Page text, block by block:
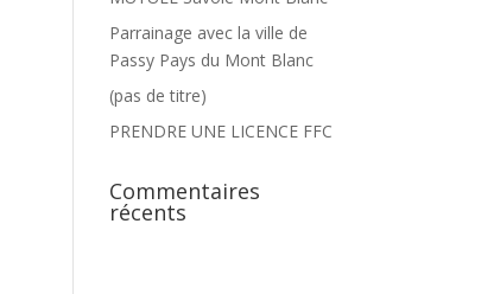
Parrainage avec la ville de
Passy Pays du Mont Blanc
(pas de titre)
PRENDRE UNE LICENCE FFC
Commentaires
récents